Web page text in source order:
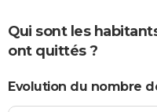
Qui sont les
ont quittés ?
Evolution du nombre